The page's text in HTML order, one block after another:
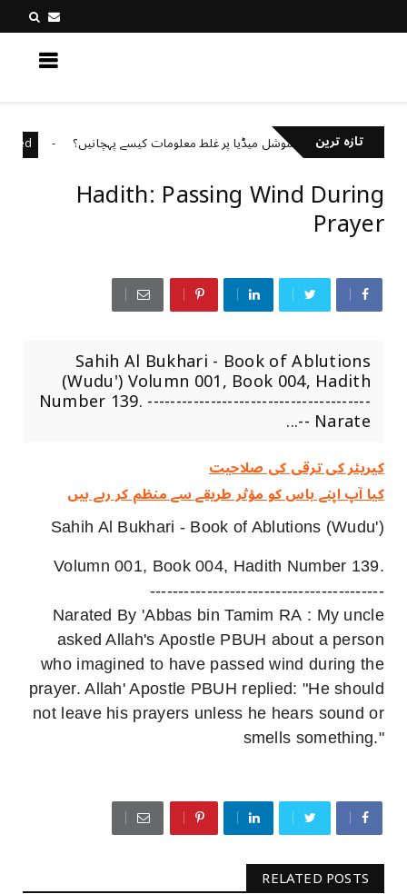
تازہ ترینسوشل میڈیا پر غلط معلومات کیسے پہچانیں؟
Hadith: Passing Wind During
Prayer
Sahih Al Bukhari - Book of Ablutions
(Wudu') Volumn 001, Book 004, Hadith
Number 139. ---------------------------------------
-- Narate...
کیریئر کی ترقی کی صلاحیت
کیا آپ اپنے باس کو مؤثر طریقے سے منظم کر رہے ہیں
Sahih Al Bukhari - Book of Ablutions (Wudu')
Volumn 001, Book 004, Hadith Number 139.
-----------------------------------------
Narated By 'Abbas bin Tamim RA : My uncle
asked Allah's Apostle PBUH about a person
who imagined to have passed wind during the
prayer. Allah' Apostle PBUH replied: "He should
not leave his prayers unless he hears sound or
smells something."
RELATED POSTS